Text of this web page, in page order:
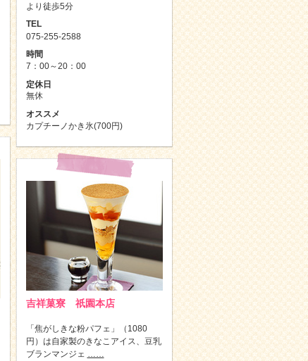
より徒歩5分
TEL
075-255-2588
時間
7：00～20：00
定休日
無休
オススメ
カプチーノかき氷(700円)
吉祥菓寮 祇園本店
「焦がしきな粉パフェ」（1080
円）は自家製のきなこアイス、豆乳
ブランマンジェ ……